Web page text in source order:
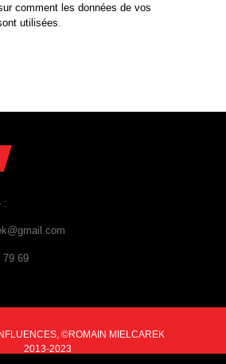
comment les données de vos
utilisées.
:
79 69
©ROMAIN MIELCAREK
2013-2023